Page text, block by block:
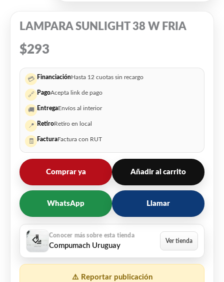
LAMPARA SUNLIGHT 38 W FRIA
$293
💳 FinanciaciónHasta 12 cuotas sin recargo
🔗 PagoAcepta link de pago
🚚 EntregaEnvíos al interior
📍 RetiroRetiro en local
🧾 FacturaFactura con RUT
Comprar ya Añadir al carrito
WhatsApp Llamar
Compumach Uruguay
⚠️ Reportar publicación